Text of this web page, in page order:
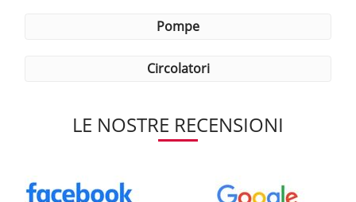
pompe
circolatori
LE NOSTRE RECENSIONI